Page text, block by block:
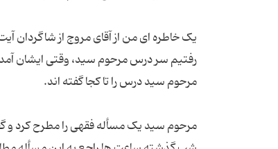
یک خاطره ای من از آقای مروج از شاگردان
رفتیم سر درس مرحوم سید، وقتی ایشان
مرحوم سید یک مسأله فقهی را مطرح کرد و